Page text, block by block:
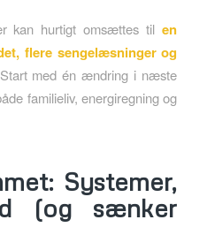
kan hurtigt omsættes tilen
flere sengelæsninger og
med én ændring i næste
familieliv, energiregning og
Systemer,
(og sænker